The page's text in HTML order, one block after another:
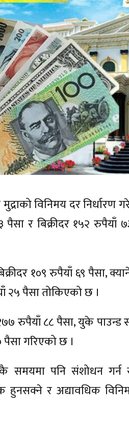
विनिमय दर निर्धारण
र बिक्रीदर १५२ रुपैयाँ
१०९ रुपैयाँ ६९ पैसा,
२५ पैसा तोकिएको छ ।
रुपैयाँ ८८ पैसा, युके पाउन्ड
गरिएको छ ।
समयमा पनि संशोधन गर्न
र अद्यावधिक